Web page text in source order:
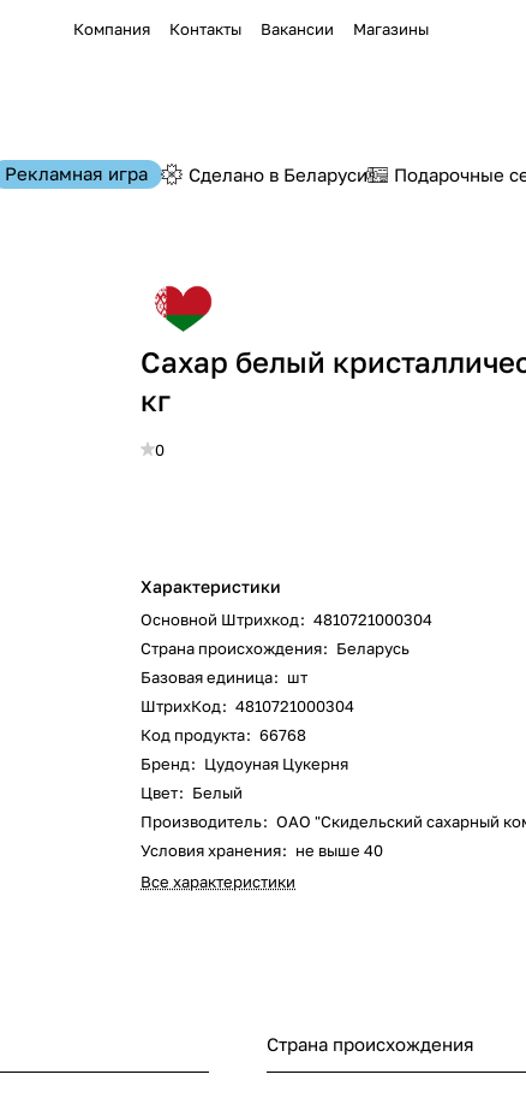
Компания Контакты Вакансии Магазины
Рекламная игра Сделано в Беларуси Подарочные
Сахар белый
кг
0
Характеристики
Основной Штрихкод: 4810721000304
Страна происхождения: Беларусь
Базовая единица: шт
ШтрихКод: 4810721000304
Код продукта: 66768
Бренд: Цудоуная Цукерня
Цвет: Белый
Производитель: ОАО "Скидельский сахарный
Условия хранения: не выше 40
Все характеристики
Страна происхождения